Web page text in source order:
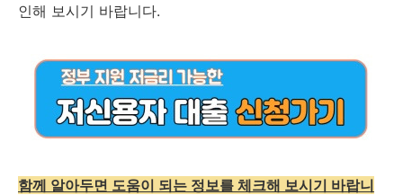
인해 보시기 바랍니다.
함께 알아두면 도움이 되는 정보를 체크해 보시기 바랍니